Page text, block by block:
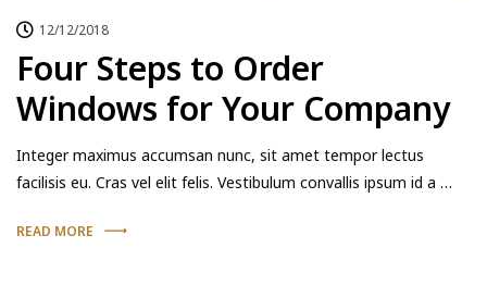
12/12/2018
Four Steps to Order
Windows for Your Company
Integer maximus accumsan nunc, sit amet tempor lectus
facilisis eu. Cras vel elit felis. Vestibulum convallis ipsum id a …
READ MORE